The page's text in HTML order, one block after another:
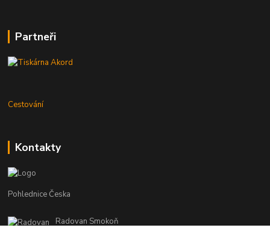
Partneři
Cestování
Kontakty
Pohlednice Česka
Radovan Smokoň